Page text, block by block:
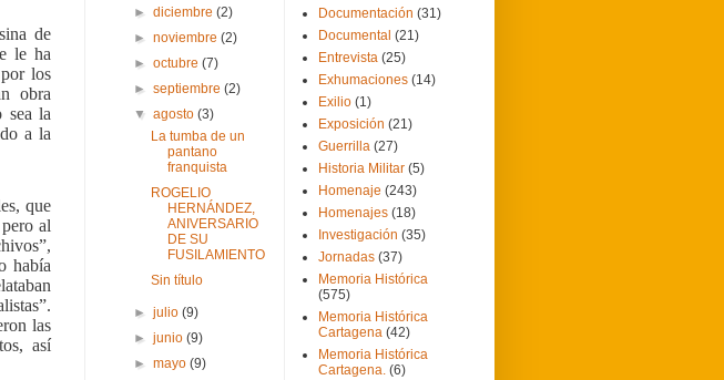
de
le ha
los
obra
sea la
a la
que
al
había
las
así
►diciembre(2)
►noviembre(2)
►octubre(7)
►septiembre(2)
▼agosto(3)
La tumba de un
pantano
franquista
ROGELIO
HERNÁNDEZ,
ANIVERSARIO
DE SU
FUSILAMIENTO
Sin título
►julio(9)
►junio(9)
►mayo(9)
Documentación (31)
Documental (21)
Entrevista (25)
Exhumaciones (14)
Exilio (1)
Exposición (21)
Guerrilla (27)
Historia Militar (5)
Homenaje (243)
Homenajes (18)
Investigación (35)
Jornadas (37)
Memoria Histórica
(575)
Memoria Histórica
Cartagena (42)
Memoria Histórica
Cartagena. (6)